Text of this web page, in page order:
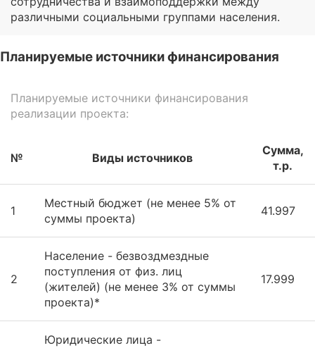
различными социальными группами населения.
Планируемые источники финансирования
Планируемые источники финансирования
реализации проекта:
№ Виды источников
Сумма,
т.р.
1
Местный бюджет (не менее 5% от
суммы проекта)
41.997
2
Население - безвоздмездные
поступления от физ. лиц
(жителей) (не менее 3% от суммы
проекта)*
17.999
Юридические лица -